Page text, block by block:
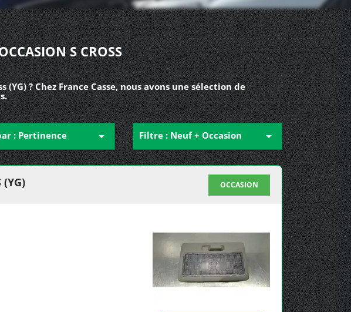
S CROSS
? Chez France Casse, nous avons une sélection de
: Pertinence  Filtre : Neuf + Occasion 
(YG) OCCASION